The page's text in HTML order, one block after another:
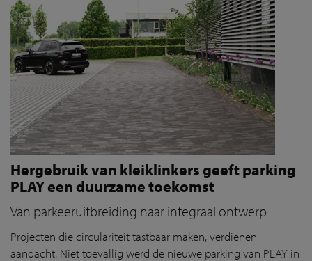
Hergebruik van kleiklinkers geeft parking
PLAY een duurzame toekomst
Van parkeeruitbreiding naar integraal ontwerp
Projecten die circulariteit tastbaar maken, verdienen
aandacht. Niet toevallig werd de nieuwe parking van PLAY in